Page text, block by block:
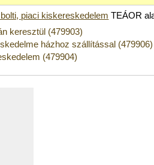
piaci kiskereskedelem TEÁOR
keresztül (479903)
házhoz szállítással (479906)
(479904)